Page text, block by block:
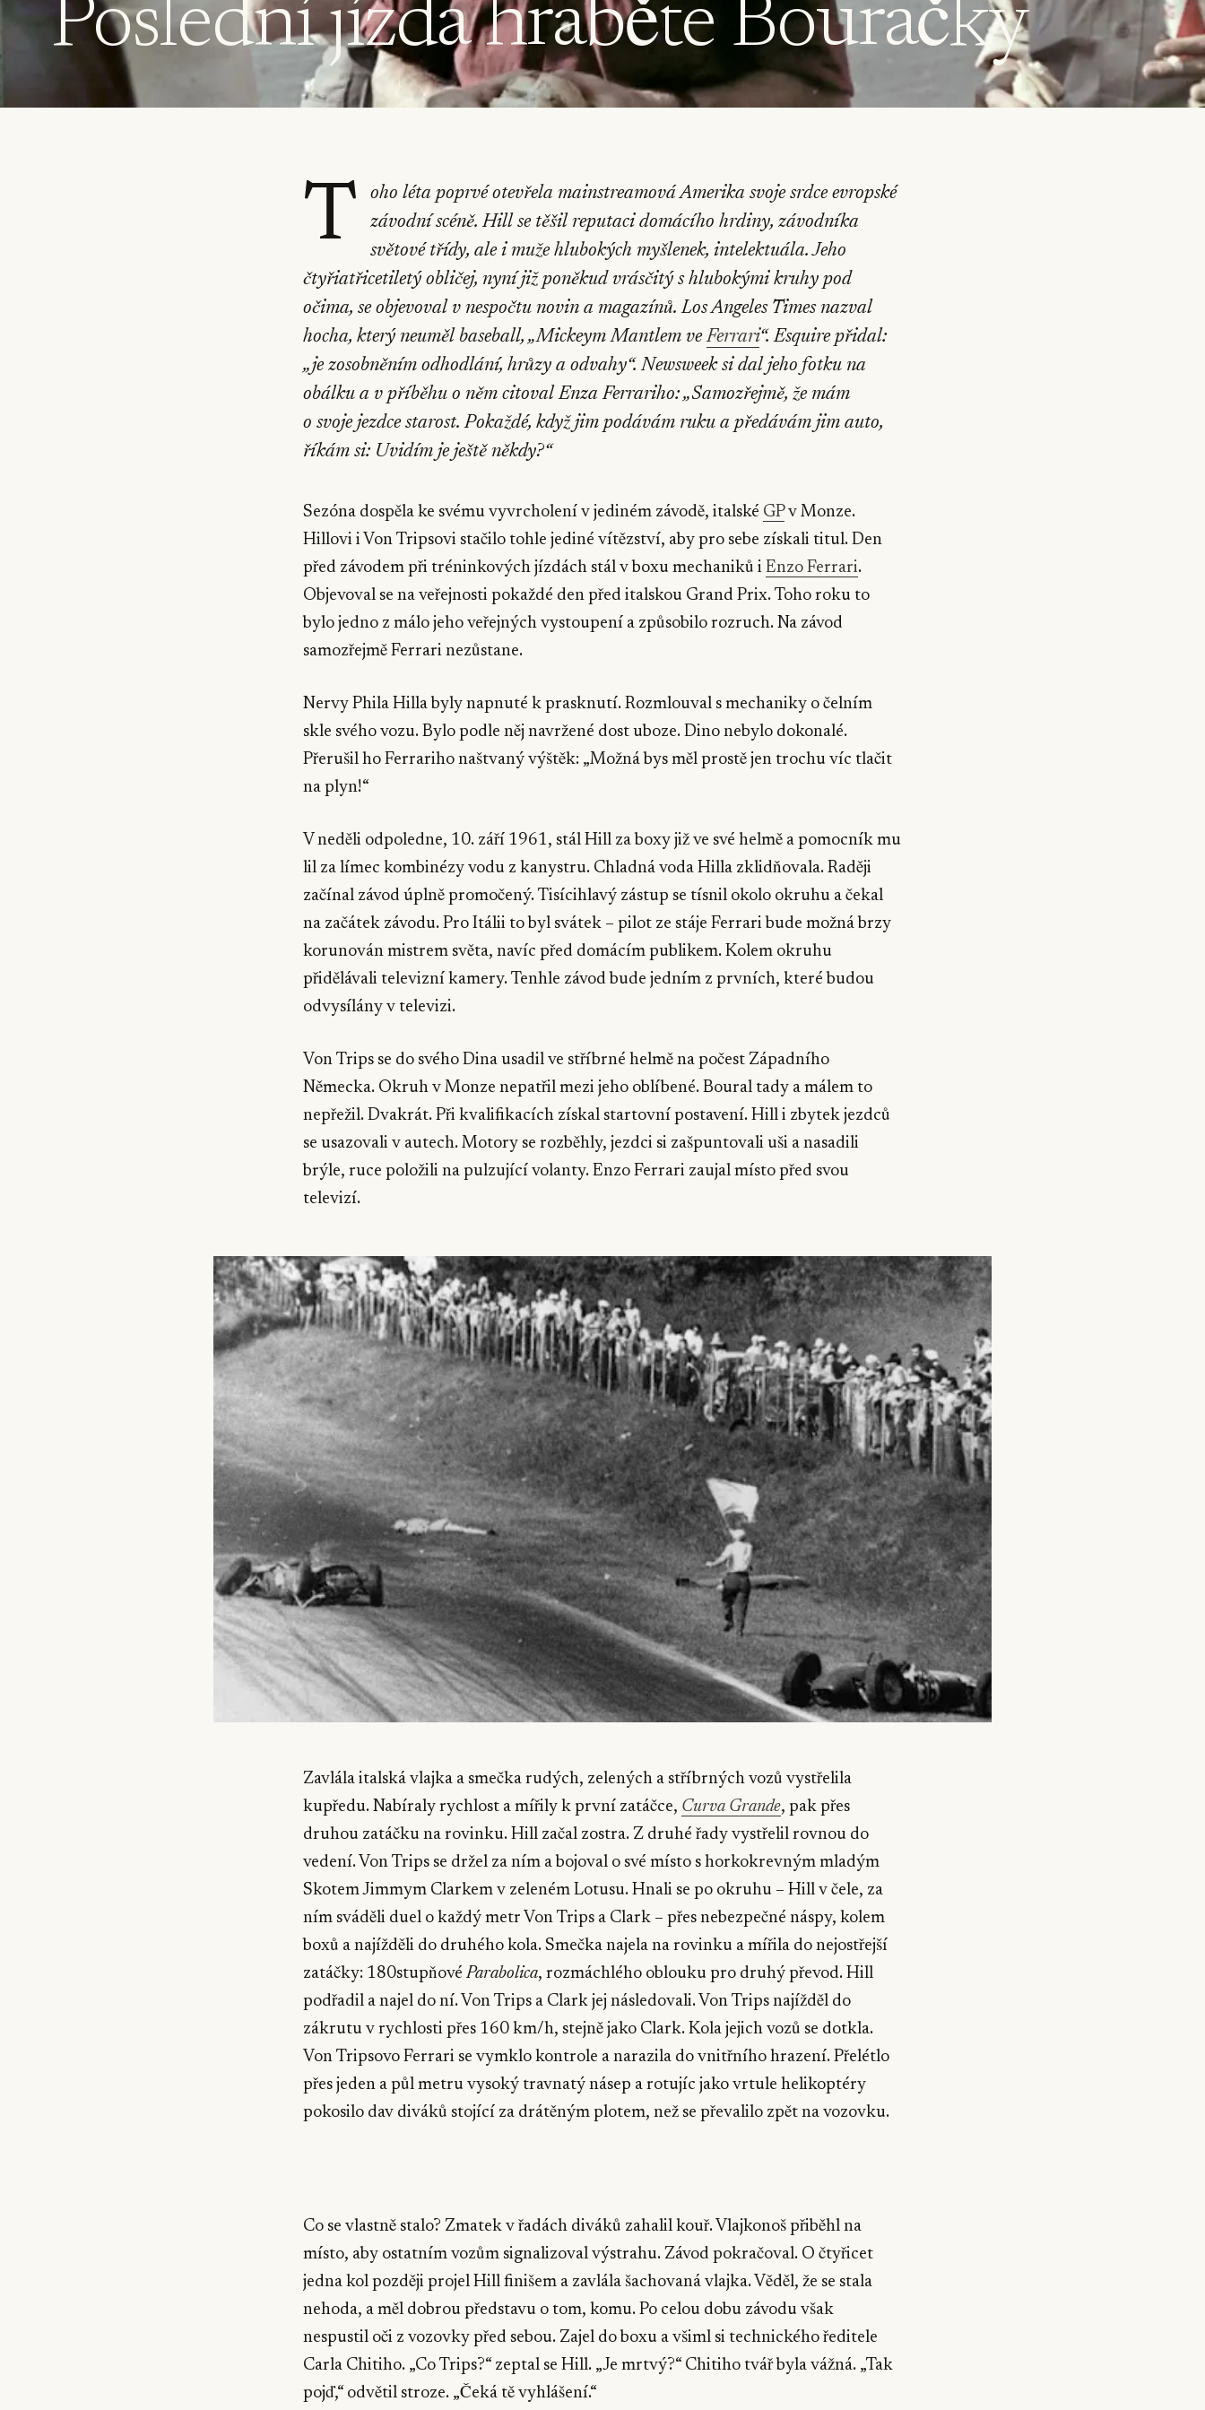
Poslední jízda hraběte Bouračky
T
oho léta poprvé otevřela mainstreamová Amerika svoje srdce evropské
závodní scéně. Hill se těšil reputaci domácího hrdiny, závodníka
světové třídy, ale i muže hlubokých myšlenek, intelektuála. Jeho
čtyřiatřicetiletý obličej, nyní již poněkud vrásčitý s hlubokými kruhy pod
očima, se objevoval v nespočtu novin a magazínů.Los Angeles Timesnazval
hocha, který neuměl baseball, „Mickeym Mantlem veFerrari“.Esquirepřidal:
„je zosobněním odhodlání, hrůzy a odvahy“.Newsweeksi dal jeho fotku na
obálku a v příběhu o něm citoval Enza Ferrariho: „Samozřejmě, že mám
o svoje jezdce starost. Pokaždé, když jim podávám ruku a předávám jim auto,
říkám si: Uvidím je ještě někdy?“
Sezóna dospěla ke svému vyvrcholení v jediném závodě, italské GPv Monze.
Hillovi i Von Tripsovi stačilo tohle jediné vítězství, aby pro sebe získali titul. Den
před závodem při tréninkových jízdách stál v boxu mechaniků i Enzo Ferrari.
Objevoval se na veřejnosti pokaždé den před italskou Grand Prix. Toho roku to
bylo jedno z málo jeho veřejných vystoupení a způsobilo rozruch. Na závod
samozřejmě Ferrari nezůstane.
Nervy Phila Hilla byly napnuté k prasknutí. Rozmlouval s mechaniky o čelním
skle svého vozu. Bylo podle něj navržené dost uboze. Dino nebylo dokonalé.
Přerušil ho Ferrariho naštvaný výštěk: „Možná bys měl prostě jen trochu víc tlačit
na plyn!“
V neděli odpoledne, 10. září 1961, stál Hill za boxy již ve své helmě a pomocník mu
lil za límec kombinézy vodu z kanystru. Chladná voda Hilla zklidňovala. Raději
začínal závod úplně promočený. Tisícihlavý zástup se tísnil okolo okruhu a čekal
na začátek závodu. Pro Itálii to byl svátek – pilot ze stáje Ferrari bude možná brzy
korunován mistrem světa, navíc před domácím publikem. Kolem okruhu
přidělávali televizní kamery. Tenhle závod bude jedním z prvních, které budou
odvysílány v televizi.
Von Trips se do svého Dina usadil ve stříbrné helmě na počest Západního
Německa. Okruh v Monze nepatřil mezi jeho oblíbené. Boural tady a málem to
nepřežil. Dvakrát. Při kvalifikacích získal startovní postavení. Hill i zbytek jezdců
se usazovali v autech. Motory se rozběhly, jezdci si zašpuntovali uši a nasadili
brýle, ruce položili na pulzující volanty. Enzo Ferrari zaujal místo před svou
televizí.
Zavlála italská vlajka a smečka rudých, zelených a stříbrných vozů vystřelila
kupředu. Nabíraly rychlost a mířily k první zatáčce, Curva Grande, pak přes
druhou zatáčku na rovinku. Hill začal zostra. Z druhé řady vystřelil rovnou do
vedení. Von Trips se držel za ním a bojoval o své místo s horkokrevným mladým
Skotem Jimmym Clarkem v zeleném Lotusu. Hnali se po okruhu – Hill v čele, za
ním sváděli duel o každý metr Von Trips a Clark – přes nebezpečné náspy, kolem
boxů a najížděli do druhého kola. Smečka najela na rovinku a mířila do nejostřejší
zatáčky: 180stupňovéParabolica, rozmáchlého oblouku pro druhý převod. Hill
podřadil a najel do ní. Von Trips a Clark jej následovali. Von Trips najížděl do
zákrutu v rychlosti přes 160 km/h, stejně jako Clark. Kola jejich vozů se dotkla.
Von Tripsovo Ferrari se vymklo kontrole a narazila do vnitřního hrazení. Přelétlo
přes jeden a půl metru vysoký travnatý násep a rotujíc jako vrtule helikoptéry
pokosilo dav diváků stojící za drátěným plotem, než se převalilo zpět na vozovku.
Co se vlastně stalo? Zmatek v řadách diváků zahalil kouř. Vlajkonoš přiběhl na
místo, aby ostatním vozům signalizoval výstrahu. Závod pokračoval. O čtyřicet
jedna kol později projel Hill finišem a zavlála šachovaná vlajka. Věděl, že se stala
nehoda, a měl dobrou představu o tom, komu. Po celou dobu závodu však
nespustil oči z vozovky před sebou. Zajel do boxu a všiml si technického ředitele
Carla Chitiho. „Co Trips?“ zeptal se Hill. „Je mrtvý?“ Chitiho tvář byla vážná. „Tak
pojď,“ odvětil stroze. „Čeká tě vyhlášení.“